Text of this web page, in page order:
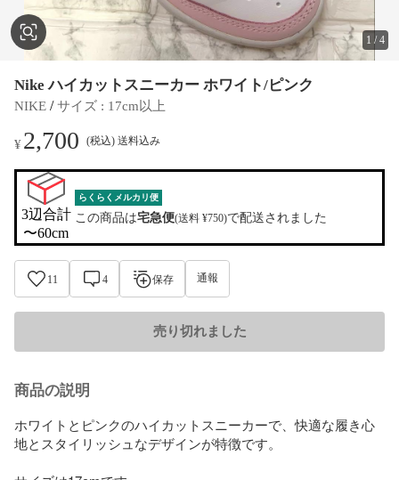
1 /4
Nike ハイカットスニーカー ホワイト/ピンク
NIKE / サイズ : 17cm以上
¥2,700 (税込) 送料込み
3辺合計
〜60cm
らくらくメルカリ便
この商品は宅急便(送料 ¥750)で配送されました
11 4 保存 通報
売り切れました
商品の説明
ホワイトとピンクのハイカットスニーカーで、快適な履き心
地とスタイリッシュなデザインが特徴です。